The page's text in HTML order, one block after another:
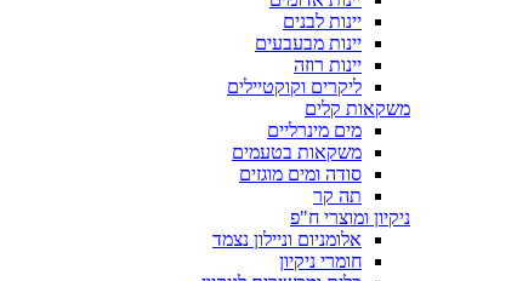
יינות לבנים
יינות מבעבעים
יינות רוזה
ליקרים וקוקטיילים
משקאות קלים
מים מינרליים
משקאות בטעמים
סודה ומים מוגזים
תה קר
ניקיון ומוצרי ח"פ
אלומניום וניילון נצמד
חומרי ניקיון